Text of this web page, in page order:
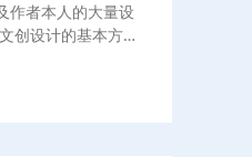
作者本人的大量设
创设计的基本方法